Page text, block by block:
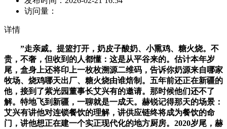
访问量：
详情
”走亲戚。提篮打开，奶皮子酸奶、小熏鸡、糖火烧。不
贵，不奢，但收到的人都懂：这是从平谷来的。估计本年岁
尾，盒身上还将印上一枚枚溯源二维码，告诉你奶源来自哪家
牧场、烧鸡哪天出厂、糖火烧由谁焙制。五年前还正在新疆的
他，接到了紫光园董事长艾兴有的邀请。那时候他们还不了
解。特地飞到新疆，一聊就是一成天。赫锐记得那天的场景：
艾兴有讲他对连锁餐饮的理解，讲供应链终将成为餐饮的命
门，讲他想正在建一个实正现代化的地方厨房。2020岁尾，赫